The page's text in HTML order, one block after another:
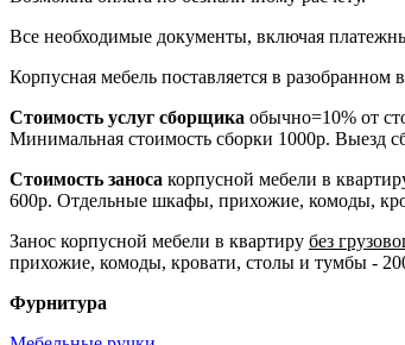
Все необходимые документы, включая
Корпусная мебель поставляется в
Стоимость услуг сборщика обычно=10% от
Минимальная стоимость сборки 1000р. Выезд
Стоимость заноса корпусной мебели в
600р. Отдельные шкафы, прихожие, комоды,
Занос корпусной мебели в квартиру без
прихожие, комоды, кровати, столы и тумбы -
Фурнитура